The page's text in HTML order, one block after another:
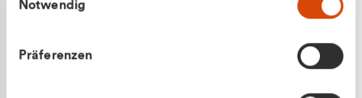
gesammelt haben.
Notwendig
Präferenzen